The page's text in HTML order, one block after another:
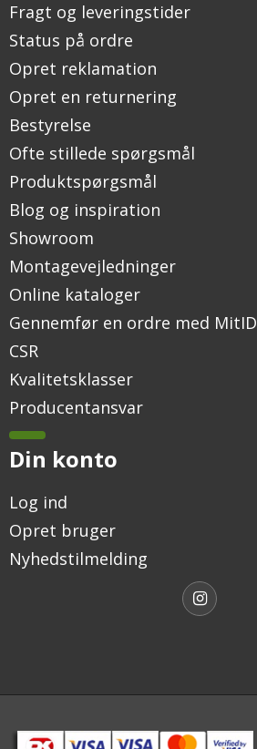
Fragt og leveringstider
Status på ordre
Opret reklamation
Opret en returnering
Bestyrelse
Ofte stillede spørgsmål
Produktspørgsmål
Blog og inspiration
Showroom
Montagevejledninger
Online kataloger
Gennemfør en ordre med MitID
CSR
Kvalitetsklasser
Producentansvar
Din konto
Log ind
Opret bruger
Nyhedstilmelding